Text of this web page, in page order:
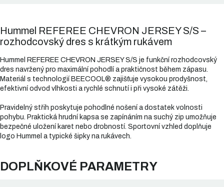
Hummel REFEREE CHEVRON JERSEY S/S –
rozhodcovský dres s krátkým rukávem
Hummel REFEREE CHEVRON JERSEY S/S je funkční rozhodcovský
dres navržený pro maximální pohodlí a praktičnost během zápasu.
Materiál s technologií BEECOOL® zajišťuje vysokou prodyšnost,
efektivní odvod vlhkosti a rychlé schnutí i při vysoké zátěži.
Pravidelný střih poskytuje pohodlné nošení a dostatek volnosti
pohybu. Praktická hrudní kapsa se zapínáním na suchý zip umožňuje
bezpečné uložení karet nebo drobností. Sportovní vzhled doplňuje
logo Hummel a typické šipky na rukávech.
DOPLŇKOVÉ PARAMETRY